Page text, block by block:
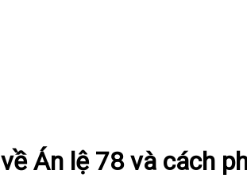
Án lệ 78 và cách